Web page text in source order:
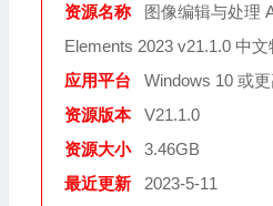
资源名称
图像编辑与处理
Elements 2023 v21.1.0 中文
应用平台
Windows 10 或
资源版本
V21.1.0
资源大小
3.46GB
最近更新
2023-5-11